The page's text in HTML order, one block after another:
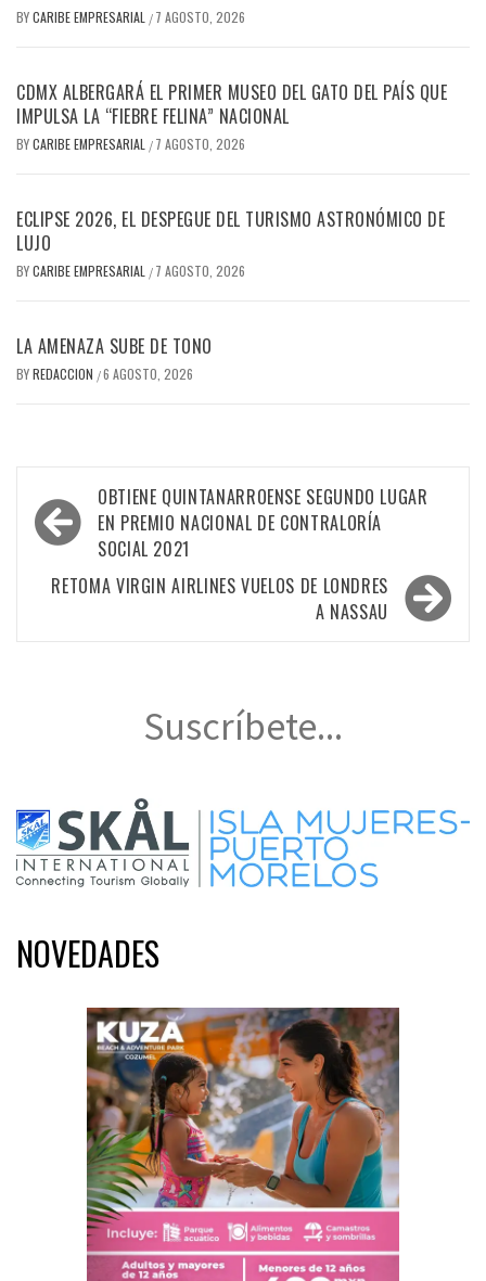
BYCARIBE EMPRESARIAL / 7 AGOSTO, 2026
CDMX ALBERGARÁ EL PRIMER MUSEO DEL GATO DEL PAÍS QUE
IMPULSA LA “FIEBRE FELINA” NACIONAL
BYCARIBE EMPRESARIAL / 7 AGOSTO, 2026
ECLIPSE 2026, EL DESPEGUE DEL TURISMO ASTRONÓMICO DE
LUJO
BYCARIBE EMPRESARIAL / 7 AGOSTO, 2026
LA AMENAZA SUBE DE TONO
BYREDACCION /6 AGOSTO, 2026
Navegación
de
entradas
OBTIENE QUINTANARROENSE SEGUNDO LUGAR
EN PREMIO NACIONAL DE CONTRALORÍA
SOCIAL 2021
RETOMA VIRGIN AIRLINES VUELOS DE LONDRES
A NASSAU
Suscríbete...
NOVEDADES